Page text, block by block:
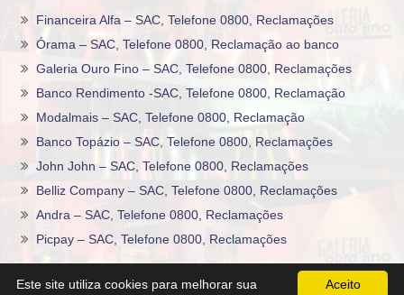
Financeira Alfa – SAC, Telefone 0800, Reclamações
Órama – SAC, Telefone 0800, Reclamação ao banco
Galeria Ouro Fino – SAC, Telefone 0800, Reclamações
Banco Rendimento -SAC, Telefone 0800, Reclamação
Modalmais – SAC, Telefone 0800, Reclamação
Banco Topázio – SAC, Telefone 0800, Reclamações
John John – SAC, Telefone 0800, Reclamações
Belliz Company – SAC, Telefone 0800, Reclamações
Andra – SAC, Telefone 0800, Reclamações
Picpay – SAC, Telefone 0800, Reclamações
Aceito
Este site utiliza cookies para melhorar sua